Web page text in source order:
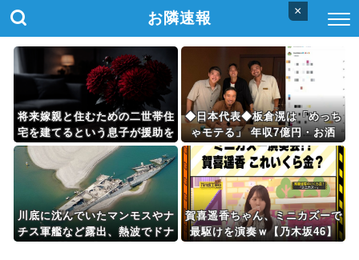
×
お隣速報
将来嫁親と住むための二世帯住
宅を建てるという息子が援助を
求めてきた。「同額が欲しい。
でも正確な土地の金額と差額は
教えられません」と…
◆日本代表◆板倉滉は「めっち
ゃモテる」 年収7億円・お洒
落・包容力…超愛される日本代
表
川底に沈んでいたマンモスやナ
チス軍艦など露出、熱波でドナ
賀喜遥香ちゃん、ミニカズーで
最駆けを演奏ｗ【乃木坂46】